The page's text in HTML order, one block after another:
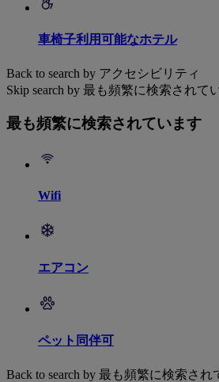
車椅子利用可能なホテル
Back to search by アクセシビリティ
Skip search by 最も頻繁に検索されて
最も頻繁に検索されています
Wifi
エアコン
ペット同伴可
Back to search by 最も頻繁に検索され